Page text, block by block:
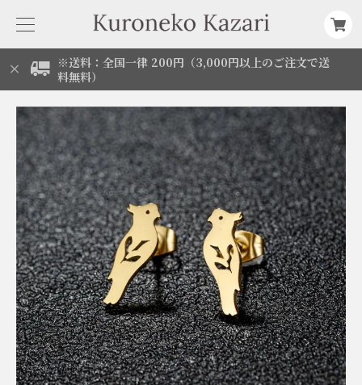
※送料：全国一律 200円（3,000円以上のご注文で送
料無料）